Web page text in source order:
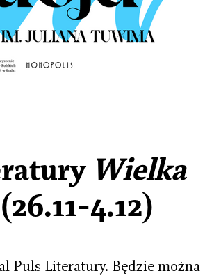
Wielka
4.12)
Puls Literatury. Będzie można